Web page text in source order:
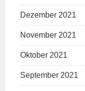
Dezember 2021
November 2021
Oktober 2021
September 2021